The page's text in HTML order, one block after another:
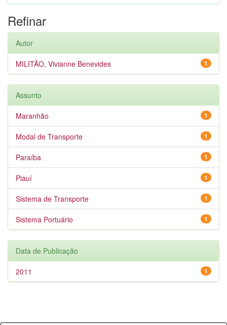
Refinar
Autor
1
MILITÃO, Vivianne Benevides
Assunto
1
Maranhão
1
Modal de Transporte
1
Paraíba
1
Piauí
1
Sistema de Transporte
1
Sistema Portuário
Data de Publicação
1
2011